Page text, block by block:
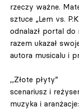
rzeczy ważne.
sztuce „Lem vs.
odnalazł portal do
razem ukazał
autora musicalu i
,,Złote płyty”
scenariusz i
muzyka i